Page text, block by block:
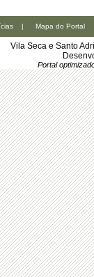
| Mapa do Portal
Vila Seca e Santo
Portal